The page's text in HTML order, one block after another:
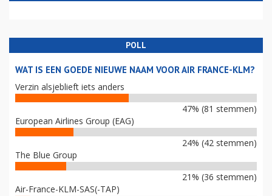
POLL
WAT IS EEN GOEDE NIEUWE NAAM VOOR AIR FRANCE-KLM?
Verzin alsjeblieft iets anders
47% (81 stemmen)
European Airlines Group (EAG)
24% (42 stemmen)
The Blue Group
21% (36 stemmen)
Air-France-KLM-SAS(-TAP)